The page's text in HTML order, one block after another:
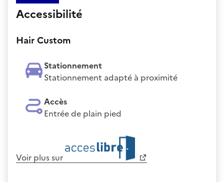
Accessibilité
Hair Custom
Stationnement
Stationnement adapté à proximité
Accès
Entrée de plain pied
Voir plus sur